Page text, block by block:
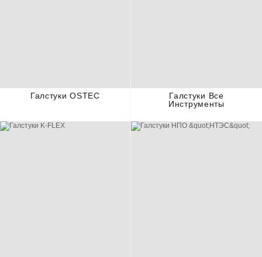
Галстуки OSTEC
Галстуки Все
Инструменты